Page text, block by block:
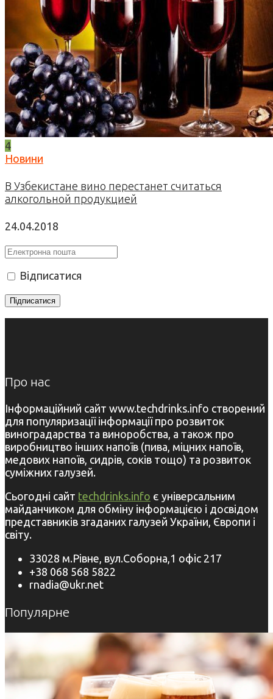
4
Новини
В Узбекистане вино перестанет считаться
алкогольной продукцией
24.04.2018
Відписатися
Про нас
Інформаційний сайт www.techdrinks.info створений
для популяризації інформації про розвиток
виноградарства та виноробства, а також про
виробництво інших напоїв (пива, міцних напоїв,
медових напоїв, сидрів, соків тощо) та розвиток
суміжних галузей.
Сьогодні сайт techdrinks.info є універсальним
майданчиком для обміну інформацією і досвідом
представників згаданих галузей України, Європи і
світу.
33028 м.Рівне, вул.Соборна,1 офіс 217
+38 068 568 5822
rnadia@ukr.net
Популярне